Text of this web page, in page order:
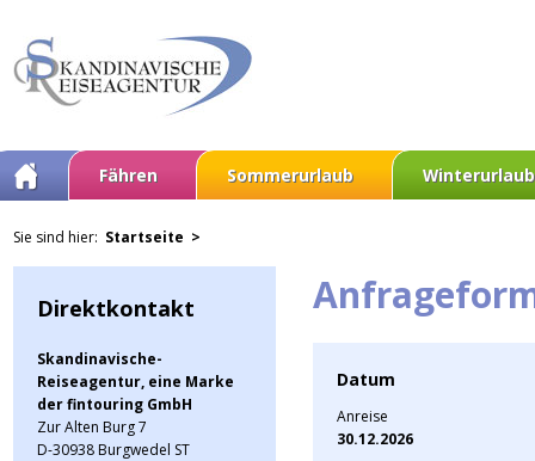
Fähren Sommerurlaub Winterurlaub
Sie sind hier: Startseite >
Direktkontakt
Skandinavische-
Reiseagentur, eine Marke
der fintouring GmbH
Zur Alten Burg 7
D-30938 Burgwedel ST
Datum
Anreise
30.12.2026